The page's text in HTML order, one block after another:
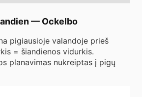
— Ockelbo
pigiausioje valandoje prieš
= šiandienos vidurkis.
planavimas nukreiptas į pigų